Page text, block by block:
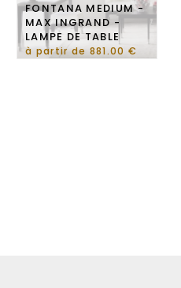
FONTANA MEDIUM -
MAX INGRAND -
LAMPE DE TABLE
à partir de 881.00 €